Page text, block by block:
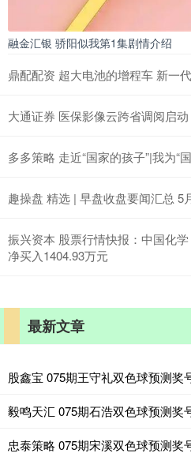
融金汇银 骄阳似我第1集剧情介绍
鼎配配资 超大电池的增程车 新一
大通证券 医保影像云跨省调阅启
多多策略 走近“国家的孩子”|我为“
趣操盘 精选 | 早盘收盘要闻汇总 5
振兴资本 股票行情快报：中国化
净买入1404.93万元
最新文章
股鑫宝 075期王守礼双色球预测奖
毅鸣天汇 075期石浩双色球预测奖
忠泰策略 075期宋溪双色球预测奖